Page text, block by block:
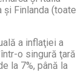
şi Finlanda (toate
a inflaţiei a
o singură ţară
la 7%, până la